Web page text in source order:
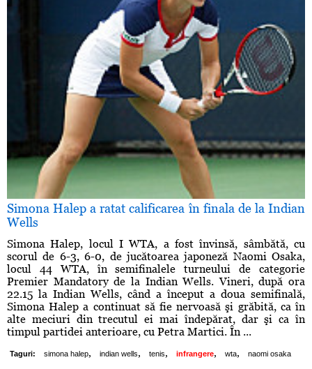
Simona Halep a ratat calificarea în finala de la Indian
Wells
Simona Halep, locul I WTA, a fost învinsă, sâmbătă, cu
scorul de 6-3, 6-0, de jucătoarea japoneză Naomi Osaka,
locul 44 WTA, în semifinalele turneului de categorie
Premier Mandatory de la Indian Wells. Vineri, după ora
22.15 la Indian Wells, când a început a doua semifinală,
Simona Halep a continuat să fie nervoasă şi grăbită, ca în
alte meciuri din trecutul ei mai îndepărat, dar şi ca în
timpul partidei anterioare, cu Petra Martici. În ...
Taguri: simona halep, indian wells, tenis, infrangere, wta, naomi osaka